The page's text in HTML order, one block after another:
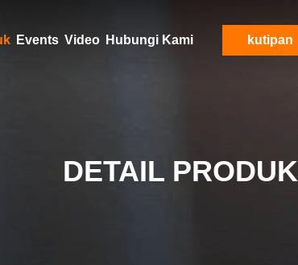
Events Video Hubungi Kami kutipan
DETAIL PRODUK